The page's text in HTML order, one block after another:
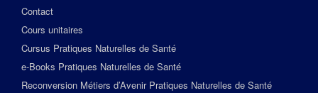
Contact
Cours unitaires
Cursus Pratiques Naturelles de Santé
e-Books Pratiques Naturelles de Santé
Reconversion Métiers d’Avenir Pratiques Naturelles de Santé